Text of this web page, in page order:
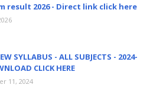
result 2026 - Direct link click here
SYLLABUS - ALL SUBJECTS - 2024-
CLICK HERE
11, 2024